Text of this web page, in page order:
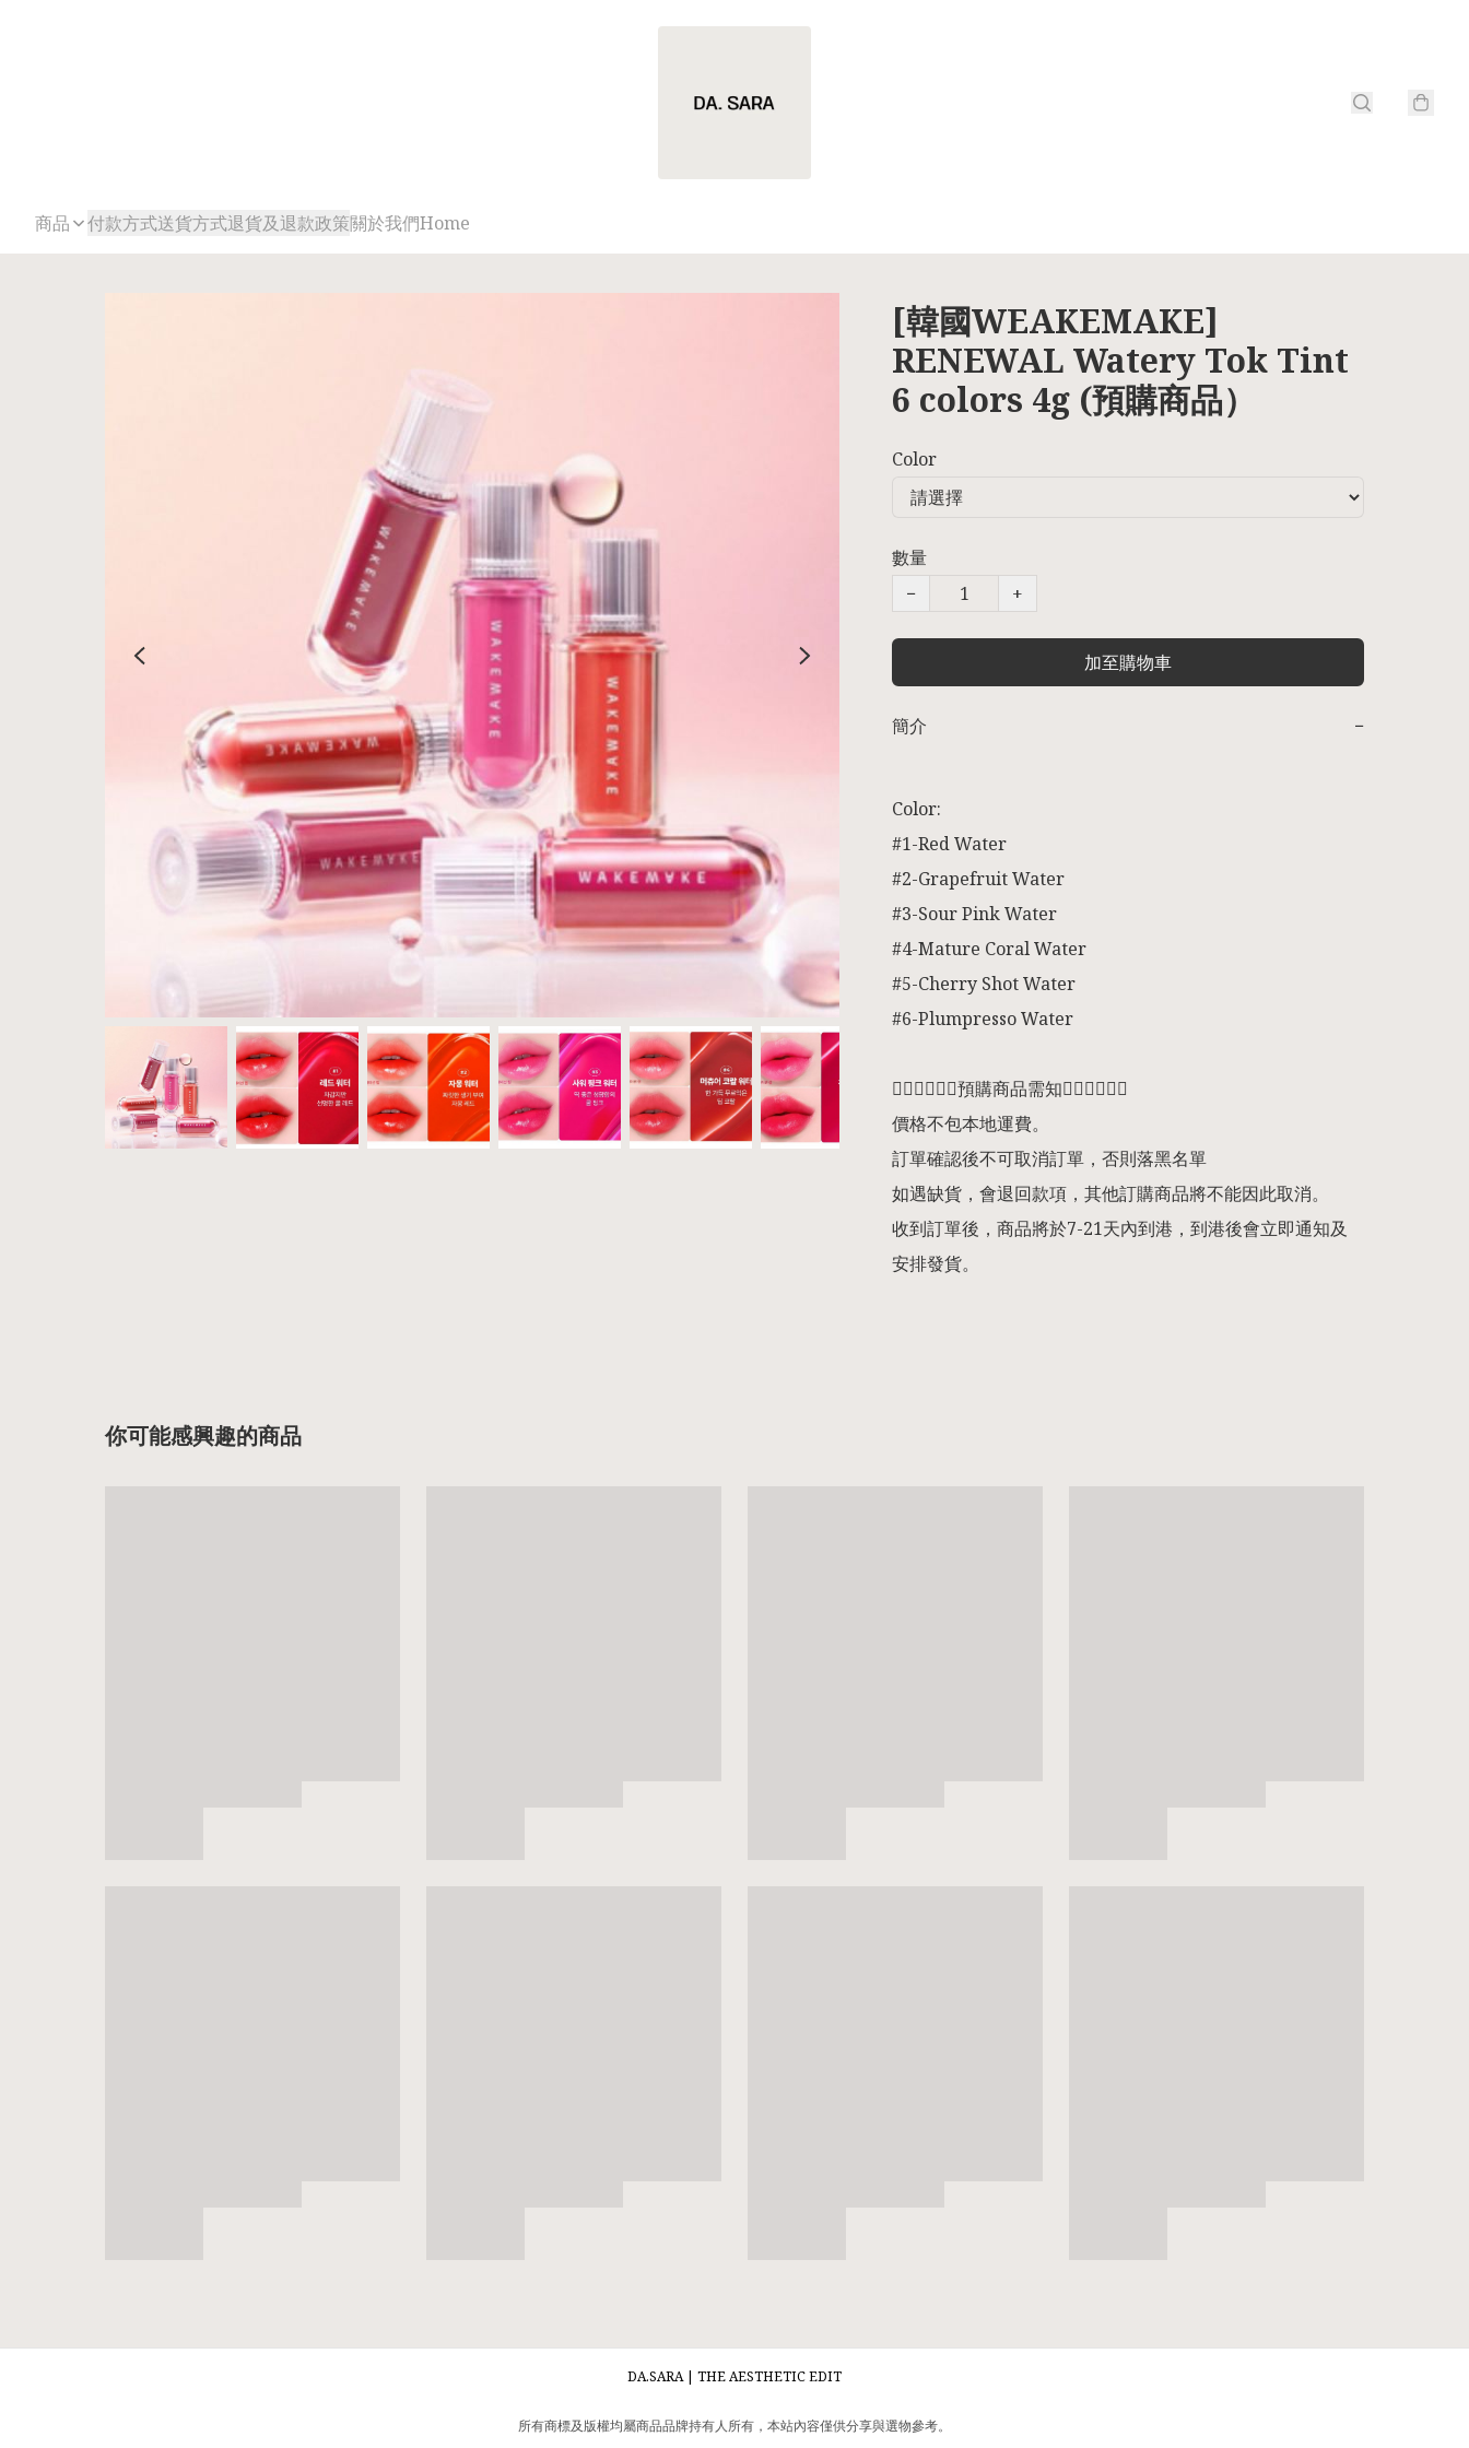
商品 付款方式送貨方式退貨及退款政策關於我們Home
[韓國WEAKEMAKE]
RENEWAL Watery Tok Tint
6 colors 4g (預購商品）
Color
數量
−
+
加至購物車
簡介 −
Color:
#1-Red Water
#2-Grapefruit Water
#3-Sour Pink Water
#4-Mature Coral Water
#5-Cherry Shot Water
#6-Plumpresso Water
👇🏻👇🏻👇🏻預購商品需知👇🏻👇🏻👇🏻
價格不包本地運費。
訂單確認後不可取消訂單，否則落黑名單
如遇缺貨，會退回款項，其他訂購商品將不能因此取消。
收到訂單後，商品將於7-21天內到港，到港後會立即通知及
安排發貨。
你可能感興趣的商品
DA.SARA | THE AESTHETIC EDIT
所有商標及版權均屬商品品牌持有人所有，本站內容僅供分享與選物參考。